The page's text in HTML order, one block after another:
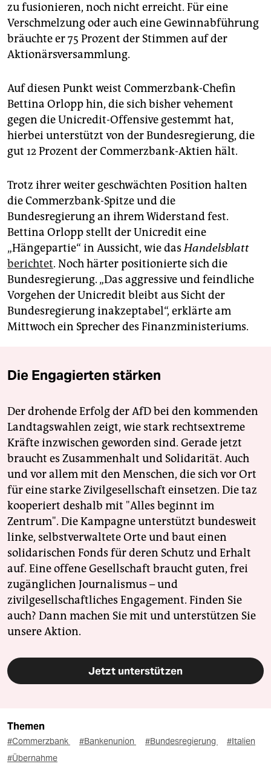
zu fusionieren, noch nicht erreicht. Für eine
Verschmelzung oder auch eine Gewinnabführung
bräuchte er 75 Prozent der Stimmen auf der
Aktionärsversammlung.
Auf diesen Punkt weist Commerzbank-Chefin
Bettina Orlopp hin, die sich bisher vehement
gegen die Unicredit-Offensive gestemmt hat,
hierbei unterstützt von der Bundesregierung, die
gut 12 Prozent der Commerzbank-Aktien hält.
Trotz ihrer weiter geschwächten Position halten
die Commerzbank-Spitze und die
Bundesregierung an ihrem Widerstand fest.
Bettina Orlopp stellt der Unicredit eine
„Hängepartie“ in Aussicht, wie dasHandelsblatt
berichtet. Noch härter positionierte sich die
Bundesregierung. „Das aggressive und feindliche
Vorgehen der Unicredit bleibt aus Sicht der
Bundesregierung inakzeptabel“, erklärte am
Mittwoch ein Sprecher des Finanzministeriums.
Die Engagierten stärken
Der drohende Erfolg der AfD bei den kommenden
Landtagswahlen zeigt, wie stark rechtsextreme
Kräfte inzwischen geworden sind. Gerade jetzt
braucht es Zusammenhalt und Solidarität. Auch
und vor allem mit den Menschen, die sich vor Ort
für eine starke Zivilgesellschaft einsetzen. Die taz
kooperiert deshalb mit "Alles beginnt im
Zentrum". Die Kampagne unterstützt bundesweit
linke, selbstverwaltete Orte und baut einen
solidarischen Fonds für deren Schutz und Erhalt
auf. Eine offene Gesellschaft braucht guten, frei
zugänglichen Journalismus – und
zivilgesellschaftliches Engagement. Finden Sie
auch? Dann machen Sie mit und unterstützen Sie
unsere Aktion.
Jetzt unterstützen
Themen
#Commerzbank #Bankenunion #Bundesregierung
#Italien
#Übernahme